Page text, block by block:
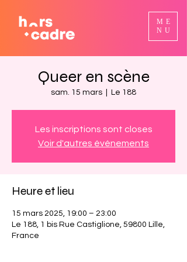
ME
NU
Queer en scène
sam. 15 mars Le 188
Les inscriptions sont closes
Voir d'autres événements
Heure et lieu
15 mars 2025, 19:00 – 23:00
Le 188, 1 bis Rue Castiglione, 59800 Lille,
France